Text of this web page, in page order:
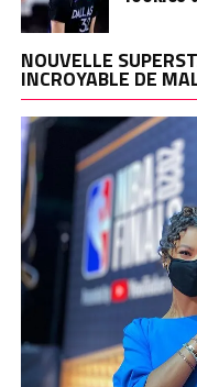
NOUVELLE
INCROYABLE DE